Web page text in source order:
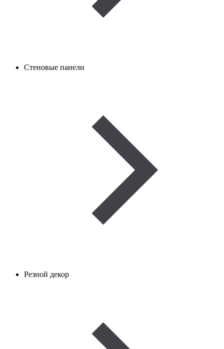
Стеновые панели
Резной декор